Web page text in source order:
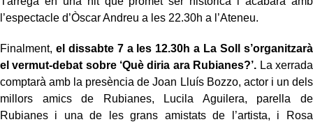
l’espectacle d’Òscar Andreu a les 22.30h a l’Ateneu.
Finalment, el dissabte 7 a les 12.30h a La Soll s’organitzarà
el vermut-debat sobre ‘Què diria ara Rubianes?’. La xerrada
comptarà amb la presència de Joan Lluís Bozzo, actor i un dels
millors amics de Rubianes, Lucila Aguilera, parella de
Rubianes i una de les grans amistats de l’artista, i Rosa